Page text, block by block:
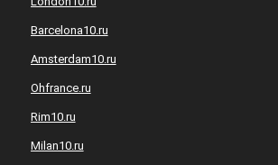
Barcelona10.ru
Amsterdam10.ru
Ohfrance.ru
Rim10.ru
Milan10.ru